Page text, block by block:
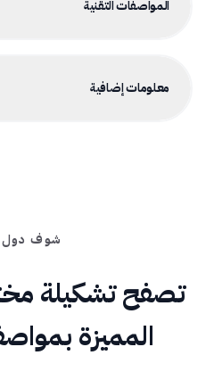
المواصفات التقنية
معلومات إضافية
شوف دول
تصفح تشكيلة
المميزة